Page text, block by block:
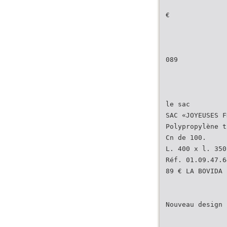
€
089
le sac
SAC «JOYEUSES
Polypropylène
Cn de 100.
L. 400 x l. 350
Réf.
89 € LA BOVIDA
Nouveau design